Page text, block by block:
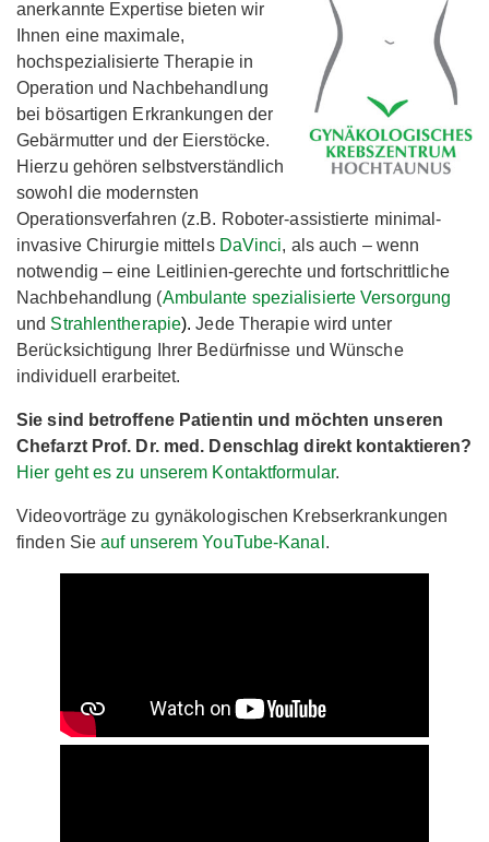
anerkannte Expertise bieten wir
Ihnen eine maximale,
hochspezialisierte Therapie in
Operation und Nachbehandlung
bei bösartigen Erkrankungen der
Gebärmutter und der Eierstöcke.
Hierzu gehören selbstverständlich
sowohl die modernsten
Operationsverfahren (z.B. Roboter-assistierte minimal-
invasive Chirurgie mittels DaVinci, als auch – wenn
notwendig – eine Leitlinien-gerechte und fortschrittliche
Nachbehandlung (Ambulante spezialisierte Versorgung
und Strahlentherapie). Jede Therapie wird unter
Berücksichtigung Ihrer Bedürfnisse und Wünsche
individuell erarbeitet.
Sie sind betroffene Patientin und möchten unseren
Chefarzt Prof. Dr. med. Denschlag direkt kontaktieren?
Hier geht es zu unserem Kontaktformular.
Videovorträge zu gynäkologischen Krebserkrankungen
finden Sieauf unserem YouTube-Kanal .